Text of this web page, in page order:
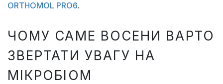
ORTHOMOL PRO6.
ЧОМУ САМЕ ВОСЕНИ ВАРТО
ЗВЕРТАТИ УВАГУ НА
МІКРОБІОМ